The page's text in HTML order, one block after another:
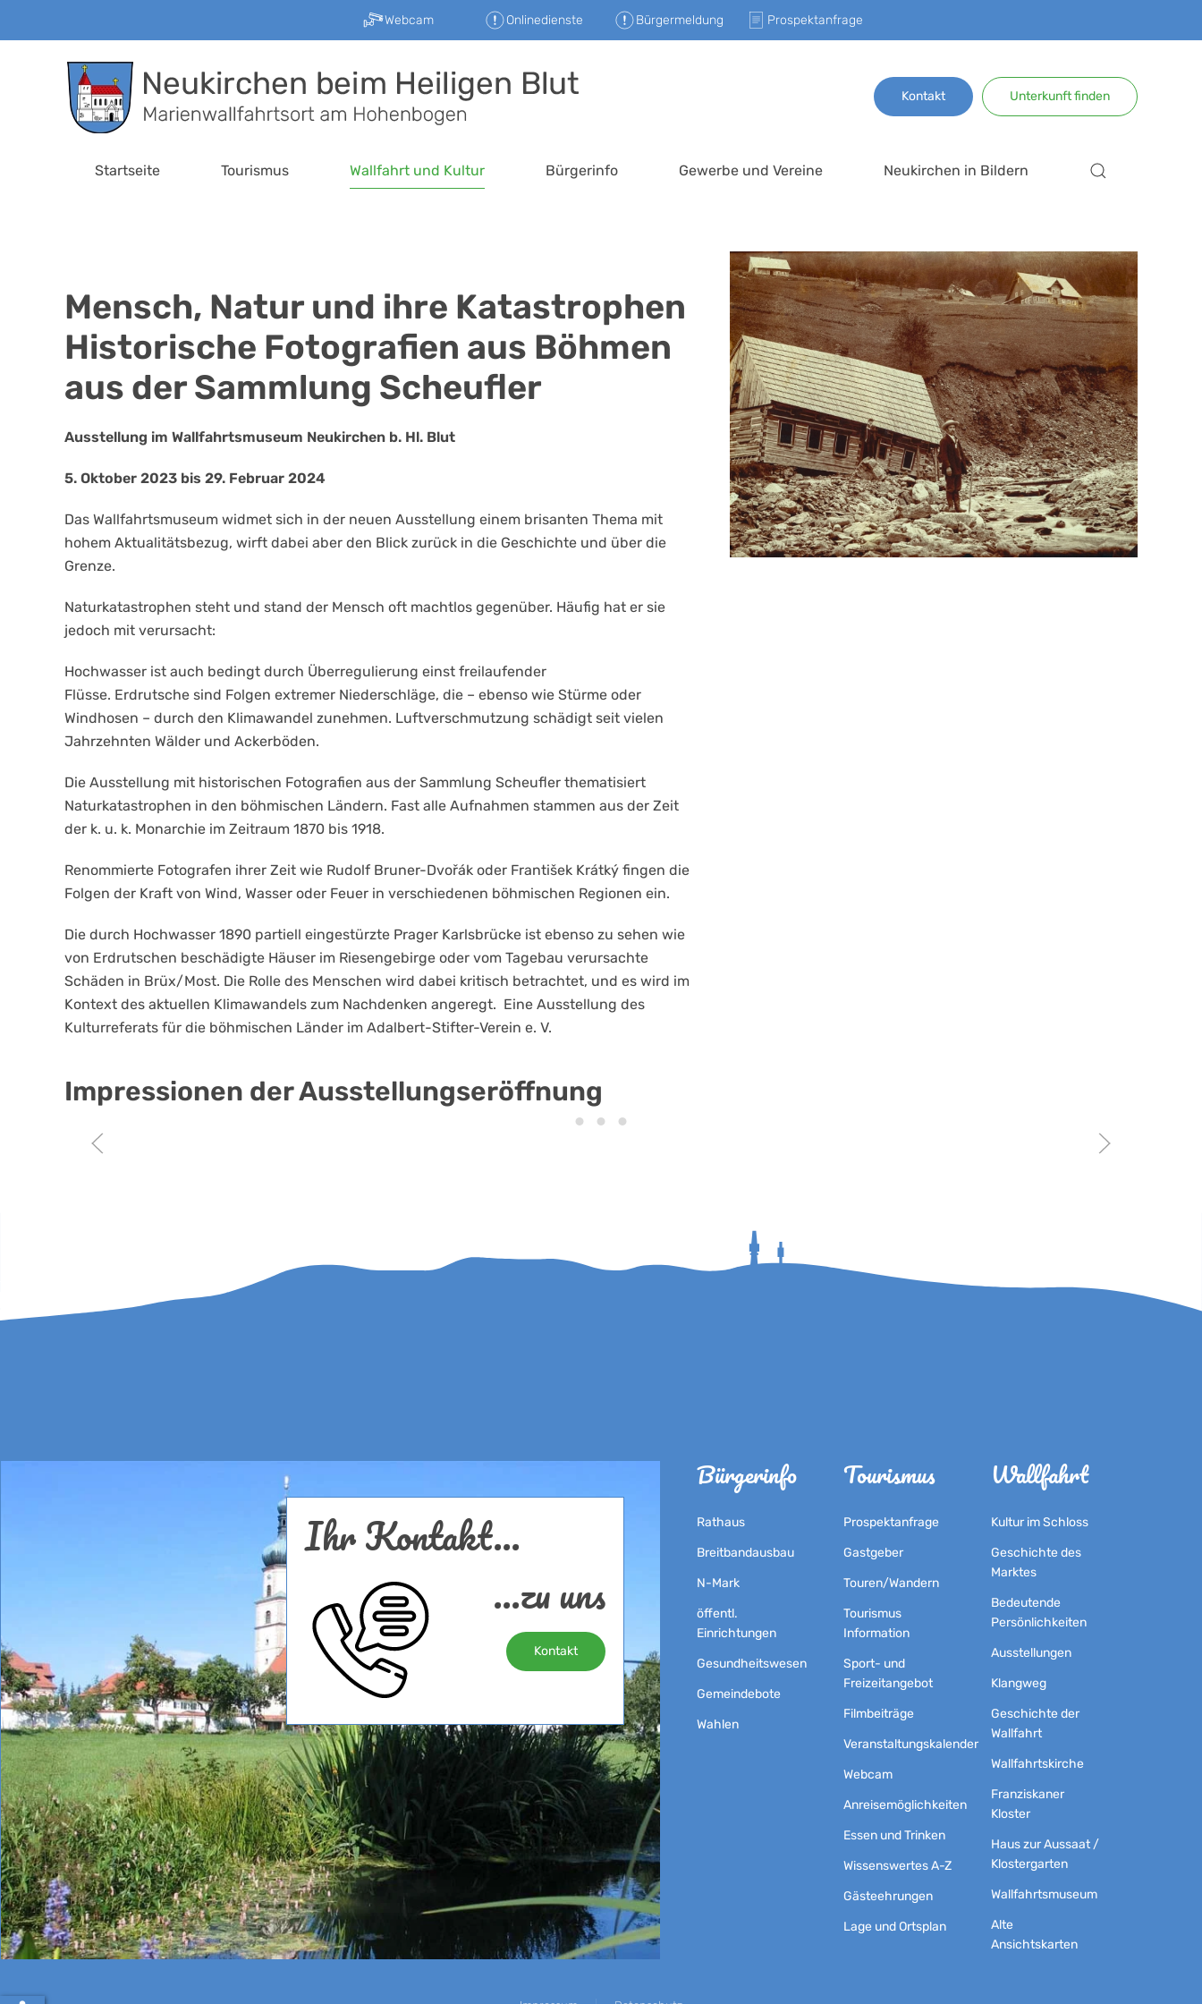
Zum Hauptinhalt springen
Webcam Onlinedienste Bürgermeldung Prospektanfrage
Kontakt Unterkunft finden
Startseite Tourismus Wallfahrt und Kultur Bürgerinfo Gewerbe und Vereine Neukirchen in Bildern
Mensch, Natur und ihre Katastrophen
Historische Fotografien aus Böhmen
aus der Sammlung Scheufler
Ausstellung im Wallfahrtsmuseum Neukirchen b. Hl. Blut
5. Oktober 2023 bis 29. Februar 2024
Das Wallfahrtsmuseum widmet sich in der neuen Ausstellung einem brisanten Thema mit
hohem Aktualitätsbezug, wirft dabei aber den Blick zurück in die Geschichte und über die
Grenze.
Naturkatastrophen steht und stand der Mensch oft machtlos gegenüber. Häufig hat er sie
jedoch mit verursacht:
Hochwasser ist auch bedingt durch Überregulierung einst freilaufender
Flüsse. Erdrutsche sind Folgen extremer Niederschläge, die – ebenso wie Stürme oder
Windhosen – durch den Klimawandel zunehmen. Luftverschmutzung schädigt seit vielen
Jahrzehnten Wälder und Ackerböden.
Die Ausstellung mit historischen Fotografien aus der Sammlung Scheufler thematisiert
Naturkatastrophen in den böhmischen Ländern. Fast alle Aufnahmen stammen aus der Zeit
der k. u. k. Monarchie im Zeitraum 1870 bis 1918.
Renommierte Fotografen ihrer Zeit wie Rudolf Bruner-Dvořák oder František Krátký fingen die
Folgen der Kraft von Wind, Wasser oder Feuer in verschiedenen böhmischen Regionen ein.
Die durch Hochwasser 1890 partiell eingestürzte Prager Karlsbrücke ist ebenso zu sehen wie
von Erdrutschen beschädigte Häuser im Riesengebirge oder vom Tagebau verursachte
Schäden in Brüx/Most. Die Rolle des Menschen wird dabei kritisch betrachtet, und es wird im
Kontext des aktuellen Klimawandels zum Nachdenken angeregt. Eine Ausstellung des
Kulturreferats für die böhmischen Länder im Adalbert-Stifter-Verein e. V.
Impressionen der Ausstellungseröffnung
Ihr Kontakt...
...zu uns
Kontakt
Bürgerinfo
Rathaus
Breitbandausbau
N-Mark
öffentl.
Einrichtungen
Gesundheitswesen
Gemeindebote
Wahlen
Tourismus
Prospektanfrage
Gastgeber
Touren/Wandern
Tourismus
Information
Sport- und
Freizeitangebot
Filmbeiträge
Veranstaltungskalender
Webcam
Anreisemöglichkeiten
Essen und Trinken
Wissenswertes A-Z
Gästeehrungen
Lage und Ortsplan
Wallfahrt
Kultur im Schloss
Geschichte des
Marktes
Bedeutende
Persönlichkeiten
Ausstellungen
Klangweg
Geschichte der
Wallfahrt
Wallfahrtskirche
Franziskaner
Kloster
Haus zur Aussaat /
Klostergarten
Wallfahrtsmuseum
Alte
Ansichtskarten